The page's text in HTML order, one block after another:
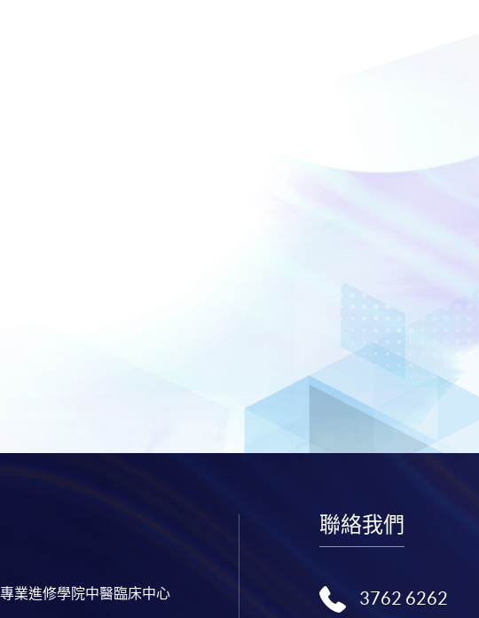
業進修學院中醫臨床中心
聯絡我們
3762 6262